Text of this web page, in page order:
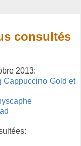
consultés
2013:
Cappuccino Gold et